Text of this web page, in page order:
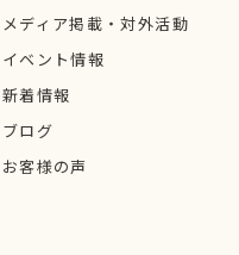
メディア掲載・対外活動
イベント情報
新着情報
ブログ
お客様の声